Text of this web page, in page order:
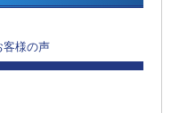
客様の声